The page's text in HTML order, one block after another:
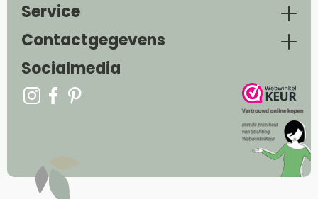
Service
Contactgegevens
Socialmedia